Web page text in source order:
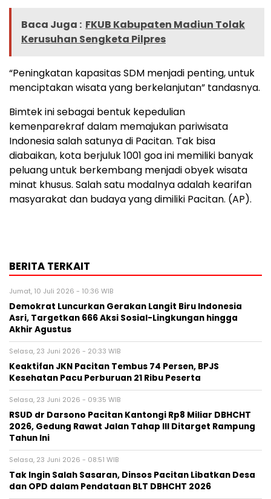
Baca Juga : FKUB Kabupaten Madiun Tolak
Kerusuhan Sengketa Pilpres
“Peningkatan kapasitas SDM menjadi penting, untuk
menciptakan wisata yang berkelanjutan” tandasnya.
Bimtek ini sebagai bentuk kepedulian
kemenparekraf dalam memajukan pariwisata
Indonesia salah satunya di Pacitan. Tak bisa
diabaikan, kota berjuluk 1001 goa ini memiliki banyak
peluang untuk berkembang menjadi obyek wisata
minat khusus. Salah satu modalnya adalah kearifan
masyarakat dan budaya yang dimiliki Pacitan. (AP).
BERITA TERKAIT
Jumat, 10 Juli 2026 - 10:36 WIB
Demokrat Luncurkan Gerakan Langit Biru Indonesia
Asri, Targetkan 666 Aksi Sosial-Lingkungan hingga
Akhir Agustus
Selasa, 23 Juni 2026 - 20:33 WIB
Keaktifan JKN Pacitan Tembus 74 Persen, BPJS
Kesehatan Pacu Perburuan 21 Ribu Peserta
Selasa, 23 Juni 2026 - 09:35 WIB
RSUD dr Darsono Pacitan Kantongi Rp8 Miliar DBHCHT
2026, Gedung Rawat Jalan Tahap III Ditarget Rampung
Tahun Ini
Selasa, 23 Juni 2026 - 08:51 WIB
Tak Ingin Salah Sasaran, Dinsos Pacitan Libatkan Desa
dan OPD dalam Pendataan BLT DBHCHT 2026